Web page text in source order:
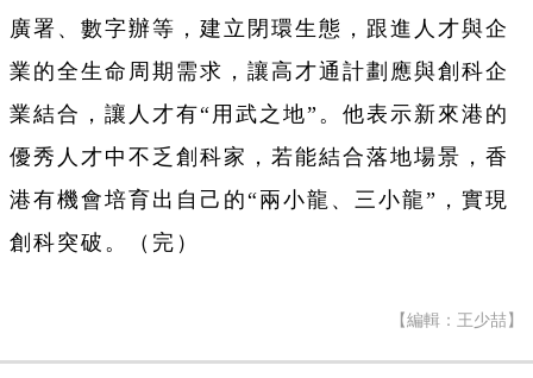
廣署、數字辦等，建立閉環生態，跟進人才與企
業的全生命周期需求，讓高才通計劃應與創科企
業結合，讓人才有“用武之地”。他表示新來港的
優秀人才中不乏創科家，若能結合落地場景，香
港有機會培育出自己的“兩小龍、三小龍”，實現
創科突破。（完）
【編輯：王少喆】